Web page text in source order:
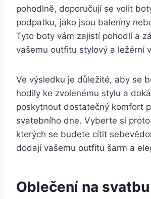
pohodlně, ‍doporučují se​ volit‌
podpatku, jako jsou‌ baleríny
Tyto boty vám zajistí pohodlí a
vašemu outfitu​ stylový ⁢a ležérní
Ve výsledku je důležité, aby⁤ se
hodily ke‌ zvolenému stylu a
poskytnout dostatečný komfort
svatebního dne.​ Vyberte si
kterých⁢ se budete cítit
dodají vašemu outfitu šarm a
Oblečení ⁣na